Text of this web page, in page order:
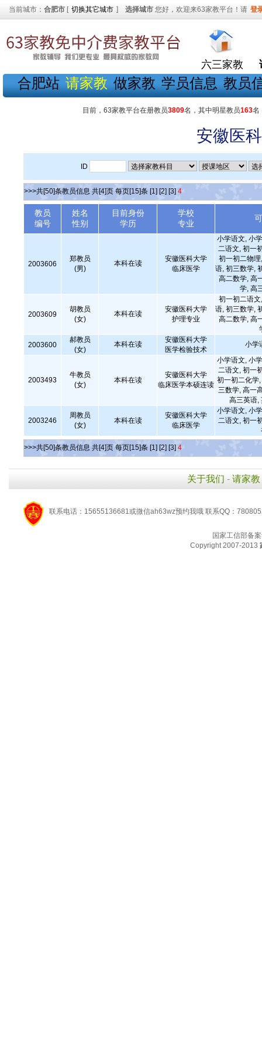
当前城市： 合肥市 [ 切换其它城市 ] 选择城市 您好，欢迎来63家教平台！请 登
六三家教
合肥站 请家教 做家教 学员信息 教员
目前，63家教平台在册教员3809名，其中明星教员163名
安徽医
ID
>>>共[50]条教员信息 共[4]页 每页[15]条 [1] [2] [3] 4
教员
编号
姓名
性别
目前身份
学历
学校
专业
2003606
郑教员
(男)
本科在读
安徽医科大学
临床医学
小学语文, 小
二语文, 初一
初一初二物
语, 初三数学,
高二数学, 高
学, 高
2003609
胡教员
(女)
本科在读
安徽医科大学
护理专业
初一初二语
语, 初三数学,
高二数学, 高
2003600
郝教员
(女)
本科在读
安徽医科大学
医学检验技术
小学
2003493
牛教员
(女)
本科在读
安徽医科大学
临床医学本硕连读
小学语文, 小
二语文, 初一
初一初二化学
三数学, 高一
高三英语,
2003246
周教员
(女)
本科在读
安徽医科大学
临床医学
小学语文, 小
二语文, 初一
>>>共[50]条教员信息 共[4]页 每页[15]条 [1] [2] [3] 4
关于我们 - 请家教
联系电话：15655136681或微信ah63wz预约我哦 联系QQ：
国家工信部备
Copyright 2007-2013